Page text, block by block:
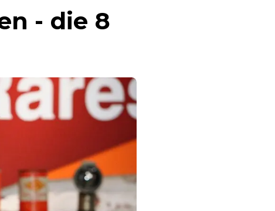
- die 8